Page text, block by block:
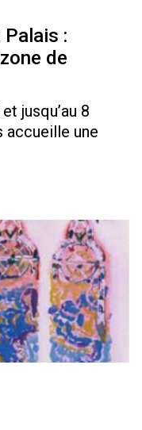
:
de
jusqu’au 8
accueille une